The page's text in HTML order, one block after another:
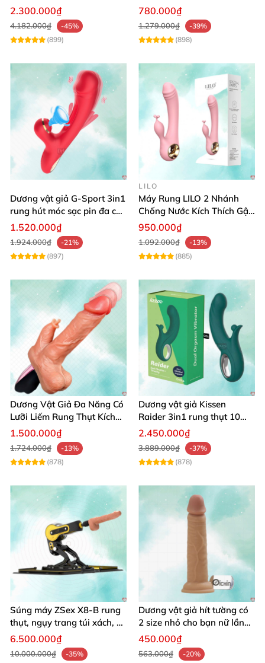
Thích
2.300.000₫
4.182.000₫
-45%
(899)
nước sạc pin tiện lợi
780.000₫
1.279.000₫
-39%
(898)
Dương vật giả G-Sport 3in1
rung hút móc sạc pin đa chế
độ
1.520.000₫
1.924.000₫
-21%
(897)
LILO
Máy Rung LILO 2 Nhánh
Chống Nước Kích Thích Gật
Gù Mạnh
950.000₫
1.092.000₫
-13%
(885)
Dương Vật Giả Đa Năng Có
Lưỡi Liếm Rung Thụt Kích
Thích Cao Cấp
1.500.000₫
1.724.000₫
-13%
(878)
Dương vật giả Kissen
Raider 3in1 rung thụt 10
chế độ, chống nước
2.450.000₫
3.889.000₫
-37%
(878)
Súng máy ZSex X8-B rung
thụt, ngụy trang túi xách, 9
chế độ rung đa dạng
6.500.000₫
10.000.000₫
-35%
Dương vật giả hít tường có
2 size nhỏ cho bạn nữ lần
đầu sử dụng
450.000₫
563.000₫
-20%